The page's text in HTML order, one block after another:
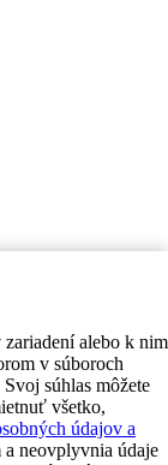
alebo k nim
v súboroch
súhlas môžete
všetko,
údajov a
neovplyvnia údaje